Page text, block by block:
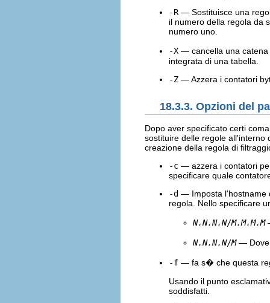
-R — Sostituisce una
il numero della regola da
numero uno.
-X — cancella una catena
integrata di una tabella.
-Z — Azzera i contatori
18.3.3. Opzioni del
Dopo aver specificato certi
sostituire delle regole all'interno
creazione della regola di
-c — azzera i contatori
specificare quale
-d — Imposta l'hostname
regola. Nello specificare
N.N.N.N/M.M.M.M
N.N.N.N/M—
-f — fa s� che questa
Usando il punto
soddisfatti.